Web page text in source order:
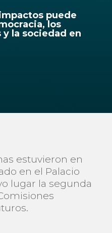
puede
los
la sociedad en
estuvieron en
en el Palacio
lugar la segunda